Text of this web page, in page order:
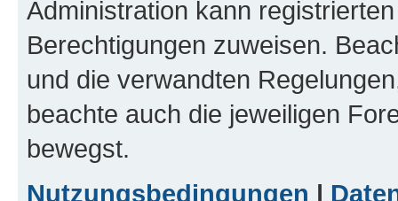
Administration kann
Berechtigungen zuweisen.
und die verwandten
beachte auch die jeweiligen
bewegst.
Nutzungsbedingungen |